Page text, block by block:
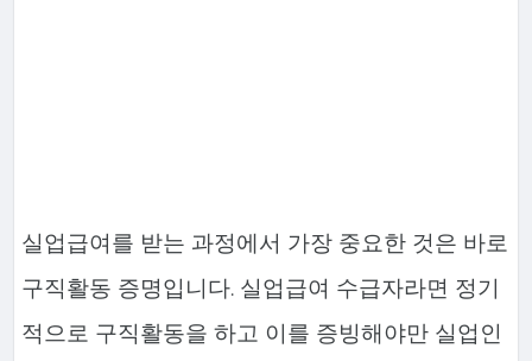
실업급여를 받는 과정에서 가장 중요한 것은 바로
구직활동 증명입니다. 실업급여 수급자라면 정기
적으로 구직활동을 하고 이를 증빙해야만 실업인